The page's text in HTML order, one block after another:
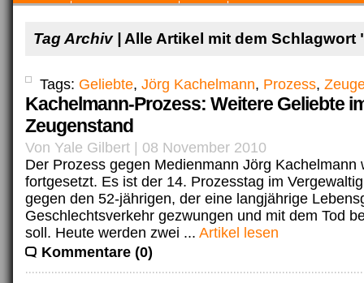
Tag Archiv | Alle Artikel mit dem Schlagwort
Tags: Geliebte, Jörg Kachelmann, Prozess,
Kachelmann-Prozess: Weitere Geliebte
Zeugenstand
Von Yale Gilbert | 08 November 2010
Der Prozess gegen Medienmann Jörg Kachelmann
fortgesetzt. Es ist der 14. Prozesstag im
gegen den 52-jährigen, der eine langjährige
Geschlechtsverkehr gezwungen und mit dem Tod
soll. Heute werden zwei ... Artikel lesen
Kommentare (0)